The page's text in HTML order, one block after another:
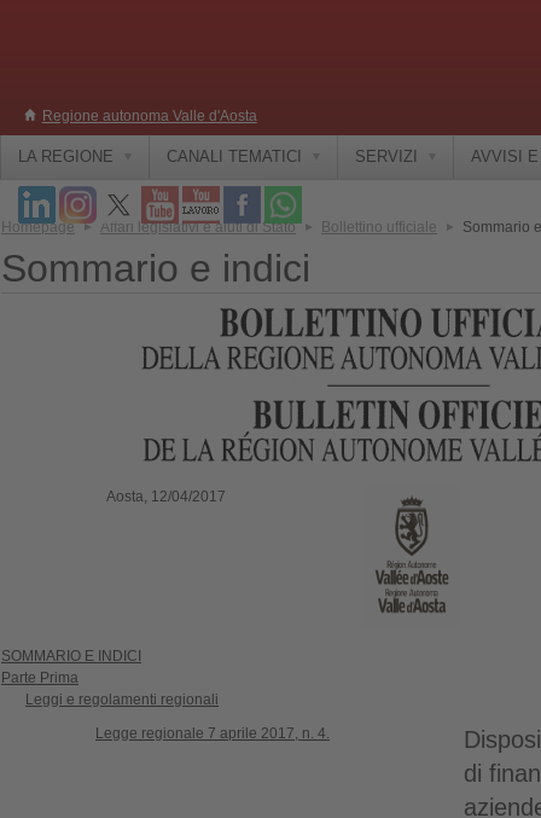
Regione autonoma Valle d'Aosta
LA REGIONE CANALI TEMATICI SERVIZI AVVISI
Homepage Affari legislativi e aiuti di Stato Bollettino ufficiale Sommario
Sommario e indici
Aosta, 12/04/2017
SOMMARIO E INDICI
Parte Prima
Leggi e regolamenti regionali
Legge regionale 7 aprile 2017, n. 4.
di